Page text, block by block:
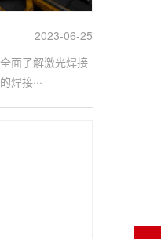
2023-06-25
面了解激光焊接
接···